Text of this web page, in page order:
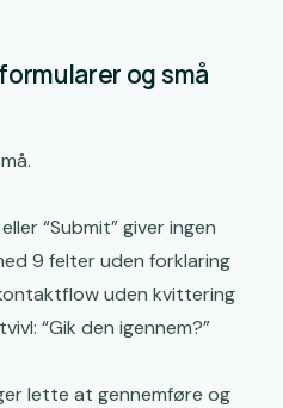
og små
“Submit” giver ingen
9 felter uden forklaring
uden kvittering
“Gik den igennem?”
lette at gennemføre og